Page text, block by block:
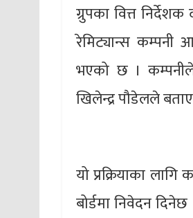
ग्रुपका वित्त
रेमिट्यान्स कम्पनी
भएको छ ।
खिलेन्द्र पौडेलले
यो प्रक्रियाका
बोर्डमा निवेदन